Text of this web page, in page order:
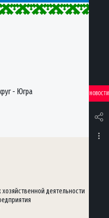
- Югра НОВОСТИ
хозяйственной деятельности